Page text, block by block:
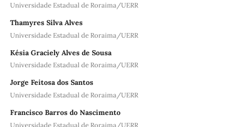
Universidade Estadual de Roraima/UERR
Thamyres Silva Alves
Universidade Estadual de Roraima/UERR
Késia Graciely Alves de Sousa
Universidade Estadual de Roraima/UERR
Jorge Feitosa dos Santos
Universidade Estadual de Roraima/UERR
Francisco Barros do Nascimento
Universidade Estadual de Roraima/UERR